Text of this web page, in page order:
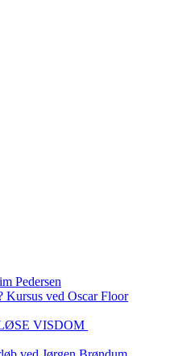
Pedersen
Kursus ved Oscar Floor
VISDOM